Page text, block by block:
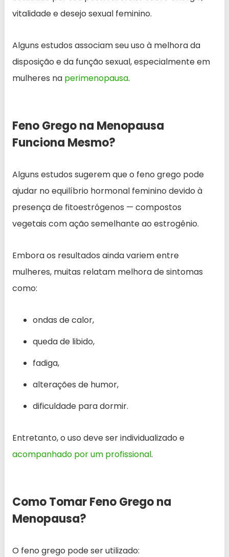
vitalidade e desejo sexual feminino.
Alguns estudos associam seu uso à melhora da
disposição e da função sexual, especialmente em
mulheres na perimenopausa.
Feno Grego na Menopausa
Funciona Mesmo?
Alguns estudos sugerem que o feno grego pode
ajudar no equilíbrio hormonal feminino devido à
presença de fitoestrógenos — compostos
vegetais com ação semelhante ao estrogênio.
Embora os resultados ainda variem entre
mulheres, muitas relatam melhora de sintomas
como:
ondas de calor,
queda de libido,
fadiga,
alterações de humor,
dificuldade para dormir.
Entretanto, o uso deve ser individualizado e
acompanhado por um profissional.
Como Tomar Feno Grego na
Menopausa?
O feno grego pode ser utilizado: